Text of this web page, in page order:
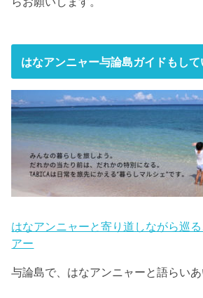
はなアンニャー与論島ガイドもして
はなアンニャーと寄り道しながら巡
アー
与論島で、はなアンニャーと語らい